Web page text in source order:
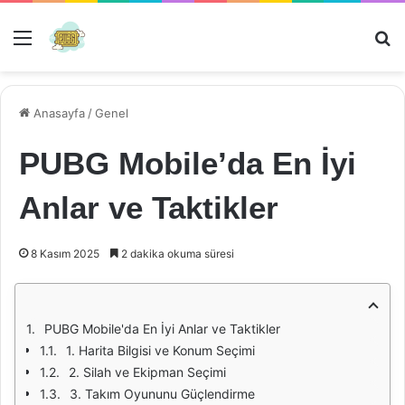
Menü
Anasayfa /Genel
PUBG Mobile’da En İyi
Anlar ve Taktikler
8 Kasım 2025 2 dakika okuma süresi
PUBG Mobile'da En İyi Anlar ve Taktikler
1. Harita Bilgisi ve Konum Seçimi
2. Silah ve Ekipman Seçimi
3. Takım Oyununu Güçlendirme